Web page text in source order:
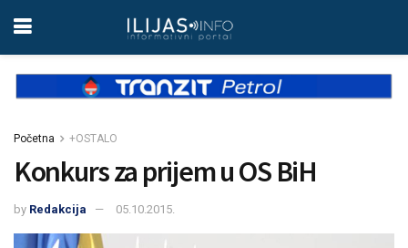
Početna +OSTALO
Konkurs za prijem u OS BiH
by Redakcija 05.10.2015.